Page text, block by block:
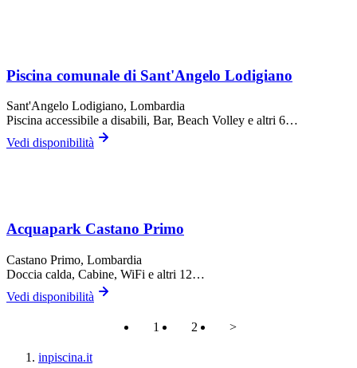
Piscina comunale di Sant'Angelo Lodigiano
Sant'Angelo Lodigiano, Lombardia
Piscina accessibile a disabili, Bar, Beach Volley e altri 6…
Vedi disponibilità
Acquapark Castano Primo
Castano Primo, Lombardia
Doccia calda, Cabine, WiFi e altri 12…
Vedi disponibilità
1 2 >
inpiscina.it